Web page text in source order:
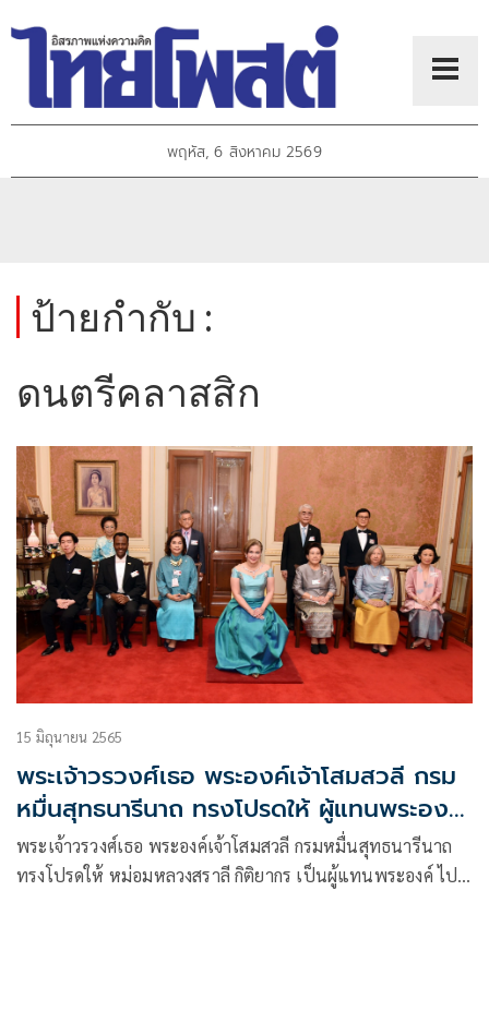
พฤหัส, 6 สิงหาคม 2569
ป้ายกำกับ :
ดนตรีคลาสสิก
15 มิถุนายน 2565
พระเจ้าวรวงศ์เธอ พระองค์เจ้าโสมสวลี กรม
หมื่นสุทธนารีนาถ ทรงโปรดให้ ผู้แทนพระองค์
ไปชมการแสดงดนตรีคลาสสิก น้อมรำลึกพระ
กรุณาธิคุณ สมเด็จพระเจ้าพี่นางเธอ เจ้าฟ้า
พระเจ้าวรวงศ์เธอ พระองค์เจ้าโสมสวลี กรมหมื่นสุทธนารีนาถ
ทรงโปรดให้ หม่อมหลวงสราลี กิติยากร เป็นผู้แทนพระองค์ ไป